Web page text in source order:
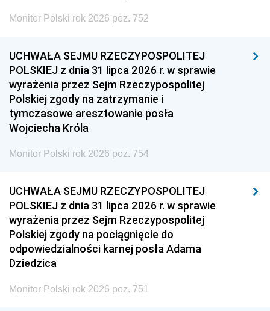
Monitor Polski rok 2026 poz. 752
UCHWAŁA SEJMU RZECZYPOSPOLITEJ
POLSKIEJ z dnia 31 lipca 2026 r. w sprawie
wyrażenia przez Sejm Rzeczypospolitej
Polskiej zgody na zatrzymanie i
tymczasowe aresztowanie posła
Wojciecha Króla
Monitor Polski rok 2026 poz. 754
UCHWAŁA SEJMU RZECZYPOSPOLITEJ
POLSKIEJ z dnia 31 lipca 2026 r. w sprawie
wyrażenia przez Sejm Rzeczypospolitej
Polskiej zgody na pociągnięcie do
odpowiedzialności karnej posła Adama
Dziedzica
Monitor Polski rok 2026 poz. 751